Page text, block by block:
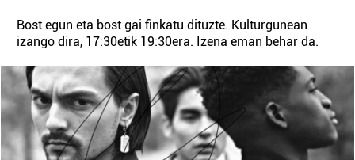
Bost egun eta bost gai finkatu dituzte. Kulturgunean
izango dira, 17:30etik 19:30era. Izena eman behar da.